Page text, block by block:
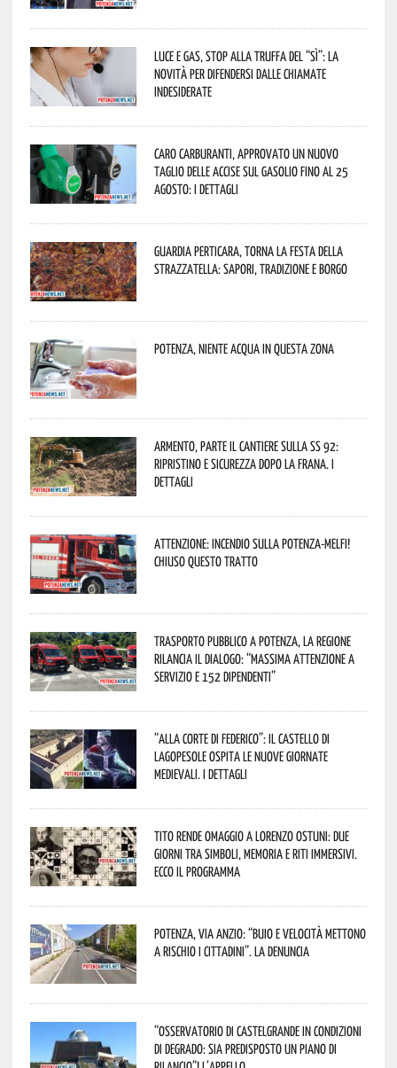
Luce e gas, stop alla truffa del “Sì”: la
novità per difendersi dalle chiamate
indesiderate
Caro carburanti, approvato un nuovo
taglio delle accise sul gasolio fino al 25
agosto: i dettagli
Guardia Perticara, torna la Festa della
Strazzatella: sapori, tradizione e borgo
Potenza, niente acqua in questa zona
Armento, parte il cantiere sulla SS 92:
ripristino e sicurezza dopo la frana. I
dettagli
Attenzione: incendio sulla Potenza-Melfi!
Chiuso questo tratto
Trasporto pubblico a Potenza, la Regione
rilancia il dialogo: “Massima attenzione a
servizio e 152 dipendenti”
“Alla corte di Federico”: il Castello di
Lagopesole ospita le nuove Giornate
Medievali. I dettagli
Tito rende omaggio a Lorenzo Ostuni: due
giorni tra simboli, memoria e riti immersivi.
Ecco il programma
Potenza, Via Anzio: “Buio e velocità mettono
a rischio i cittadini”. La denuncia
“Osservatorio di Castelgrande in condizioni
di degrado: sia predisposto un piano di